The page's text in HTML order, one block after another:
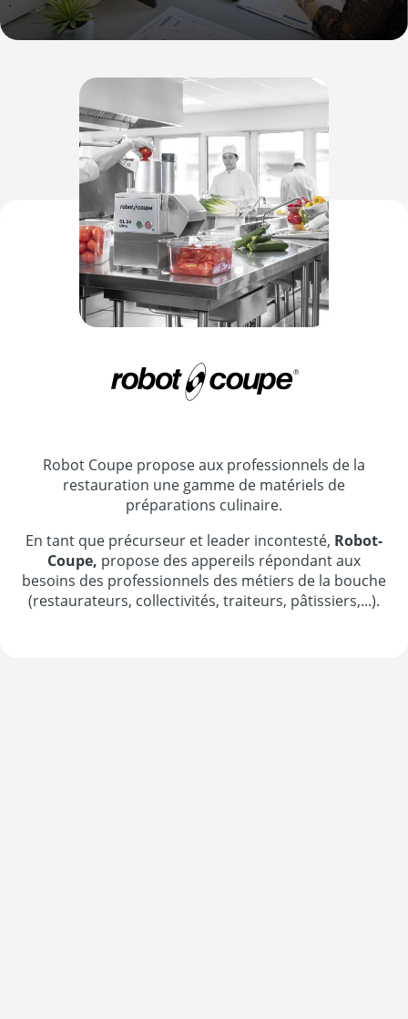
Robot Coupe propose aux professionnels de la
restauration une gamme de matériels de
préparations culinaire.
En tant que précurseur et leader incontesté, Robot-
Coupe, propose des appereils répondant aux
besoins des professionnels des métiers de la bouche
(restaurateurs, collectivités, traiteurs, pâtissiers,...).